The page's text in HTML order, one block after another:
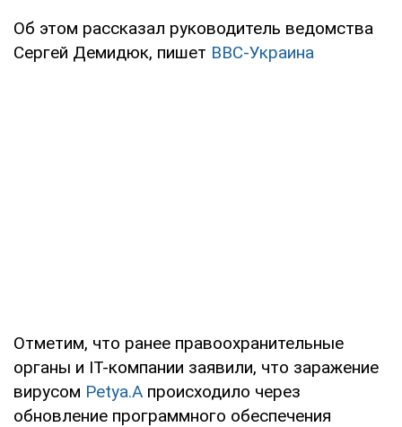
Об этом рассказал руководитель ведомства
Сергей Демидюк, пишет ВВС-Украина
Отметим, что ранее правоохранительные
органы и IT-компании заявили, что заражение
вирусом Petya.A происходило через
обновление программного обеспечения